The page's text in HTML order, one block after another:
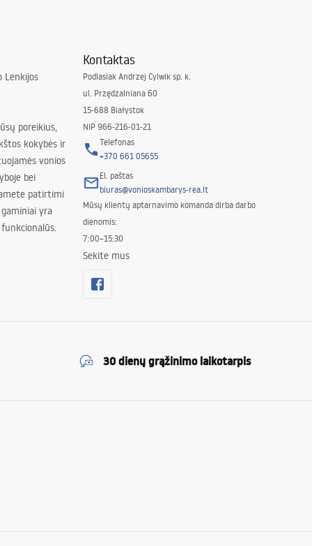
Lenkijos
poreikius,
kokybės ir
vonios
bei
patirtimi
yra
Kontaktas
Podlasiak Andrzej Cylwik sp. k.
ul. Przędzalniana 60
15-688 Białystok
NIP 966-216-01-21
Telefonas
+370 661 05655
El. paštas
biuras@vonioskambarys-rea.lt
Mūsų klientų aptarnavimo komanda dirba darbo
dienomis:
7:00–15:30
Sekite mus
30 dienų grąžinimo laikotarpis